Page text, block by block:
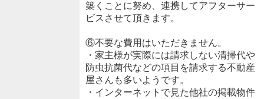
築くことに努め、連携してアフターサー
ビスさせて頂きます。
⑥不要な費用はいただきません。
・家主様が実際には請求しない清掃代や
防虫抗菌代などの項目を請求する不動産
屋さんも多いようです。
・インターネットで見た他社の掲載物件